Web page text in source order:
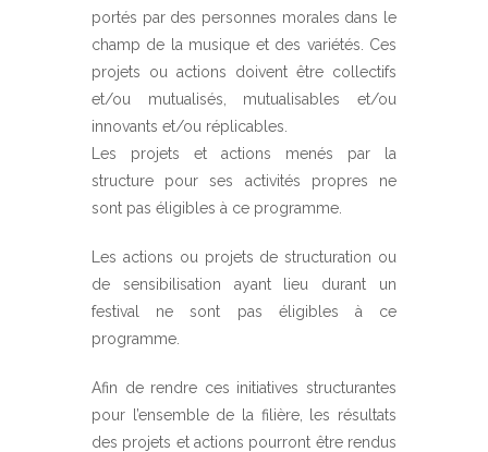
portés par des personnes morales dans le
champ de la musique et des variétés. Ces
projets ou actions doivent être collectifs
et/ou mutualisés, mutualisables et/ou
innovants et/ou réplicables.
Les projets et actions menés par la
structure pour ses activités propres ne
sont pas éligibles à ce programme.
Les actions ou projets de structuration ou
de sensibilisation ayant lieu durant un
festival ne sont pas éligibles à ce
programme.
Afin de rendre ces initiatives structurantes
pour l’ensemble de la filière, les résultats
des projets et actions pourront être rendus